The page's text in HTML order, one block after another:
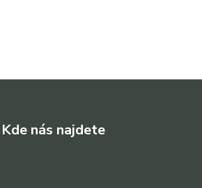
Kde nás najdete